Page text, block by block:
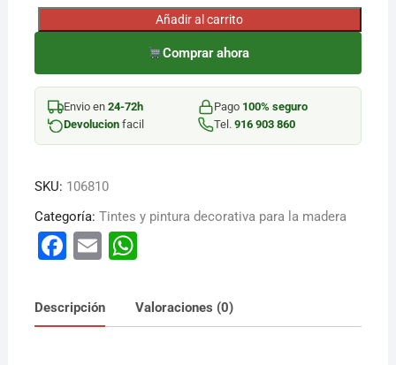
PINTURA
AGUA
OLIVA
4081108
cantidad
Añadir al carrito
Comprar ahora
Envio en 24-72h Pago 100% seguro
Devolucionfacil Tel. 916 903 860
SKU: 106810
Categoría: Tintes y pintura decorativa para la madera
F
c
e
E
ai
l
W
at
s
Descripción Valoraciones (0)